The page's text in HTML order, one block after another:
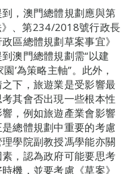
，澳門總體規劃應與第
、第234/2018號行政長
區總體規劃草案事宜》
澳門總體規劃需“以建
’為策略主軸”。此外，
下，旅遊業是受影響最
其會否出現一些根本性
，例如旅遊產業會影響
總體規劃中重要的考慮
學院副教授馮學能亦關
，認為政府可能要思考
機，並要考慮《草案》